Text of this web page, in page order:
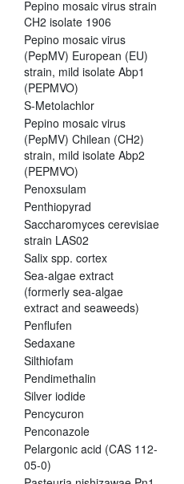
Pepino mosaic virus strain
CH2 isolate 1906
Pepino mosaic virus
(PepMV) European (EU)
strain, mild isolate Abp1
(PEPMVO)
S-Metolachlor
Pepino mosaic virus
(PepMV) Chilean (CH2)
strain, mild isolate Abp2
(PEPMVO)
Penoxsulam
Penthiopyrad
Saccharomyces cerevisiae
strain LAS02
Salix spp. cortex
Sea-algae extract
(formerly sea-algae
extract and seaweeds)
Penflufen
Sedaxane
Silthiofam
Pendimethalin
Silver iodide
Pencycuron
Penconazole
Pelargonic acid (CAS 112-
05-0)